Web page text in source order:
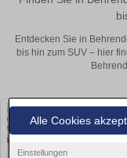
Alle Cookies
Einstellungen
Entdecken Sie in
bis hin zum SUV – hier